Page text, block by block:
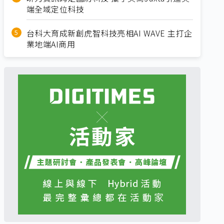
端全域定位科技
台科大育成新創虎智科技亮相AI WAVE 主打企
業地端AI商用